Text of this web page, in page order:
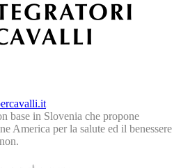
base in Slovenia che propone
America per la salute ed il benessere